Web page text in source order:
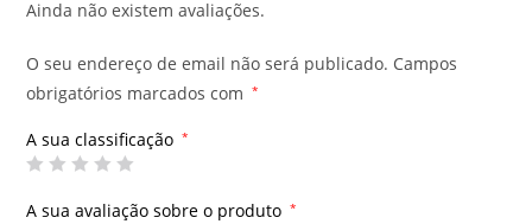
Ainda não existem avaliações.
O seu endereço de email não será publicado. Campos
obrigatórios marcados com
*
A sua classificação *
A sua avaliação sobre o produto *